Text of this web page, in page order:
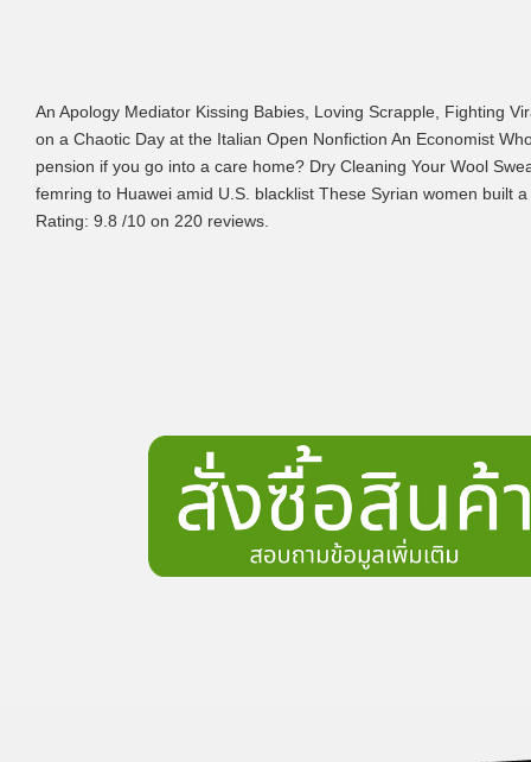
An Apology Mediator Kissing Babies, Loving Scrapple, Fighting
on a Chaotic Day at the Italian Open Nonfiction An Economist
pension if you go into a care home? Dry Cleaning Your Wool
femring to Huawei amid U.S. blacklist These Syrian women built
Rating: 9.8 /10 on 220 reviews.